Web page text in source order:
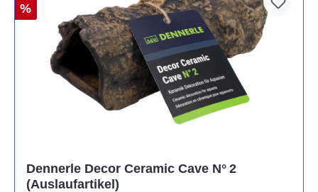
%
Dennerle Decor Ceramic Cave N° 2
(Auslaufartikel)